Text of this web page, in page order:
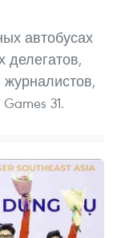
автобусах
делегатов,
31.